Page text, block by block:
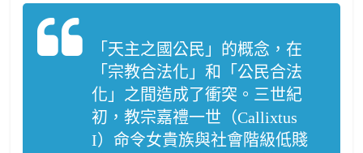
「天主之國公民」的概念，在
「宗教合法化」和「公民合法
化」之間造成了衝突。三世紀
初，教宗嘉禮一世（Callixtus
I）命令女貴族與社會階級低賤